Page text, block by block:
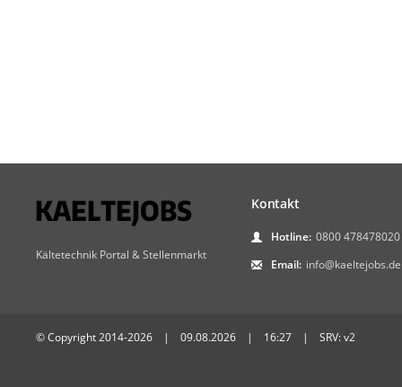
Kältetechnik Portal & Stellenmarkt
Kontakt
Hotline: 0800 478478020
Email: info@kaeltejobs.de
© Copyright 2014-2026 | 09.08.2026 | 16:27 | SRV: v2